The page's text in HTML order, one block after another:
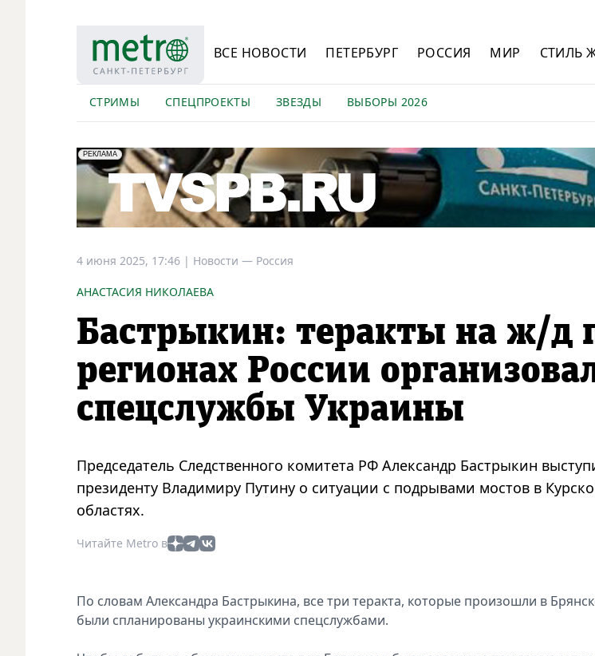
ВСЕ НОВОСТИ ПЕТЕРБУРГ РОССИЯ МИР СТИЛЬ
СТРИМЫ СПЕЦПРОЕКТЫ ЗВЕЗДЫ ВЫБОРЫ 2026
erid: LdtCK5Efv
РЕКЛАМА
АО "ГАТР", ИНН: 7841320717
4 июня 2025, 17:46 | Новости — Россия
АНАСТАСИЯ НИКОЛАЕВА
Бастрыкин: теракты на ж/д
регионах России
спецслужбы Украины
Председатель Следственного комитета РФ Александр Бастрыкин
президенту Владимиру Путину о ситуации с подрывами мостов в
областях.
Читайте Metro в
По словам Александра Бастрыкина, все три теракта, которые произошли в
были спланированы украинскими спецслужбами.